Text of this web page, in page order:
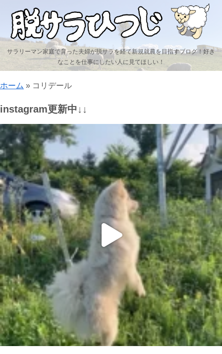
サラリーマン家庭で育った夫婦が脱サラを経て新規就農を目指すブログ！好き
なことを仕事にしたい人に見てほしい！
ホーム » コリデール
instagram更新中↓↓